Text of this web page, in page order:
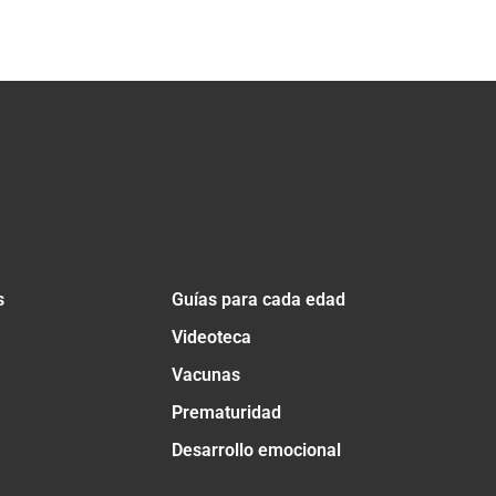
Guías para cada edad
Videoteca
Vacunas
Prematuridad
Desarrollo emocional